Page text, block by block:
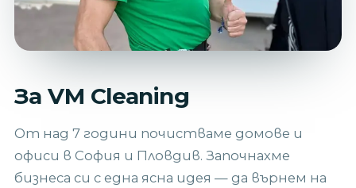
За VM Cleaning
От над 7 години почистваме домове и
офиси в София и Пловдив. Започнахме
бизнеса си с една ясна идея — да върнем на